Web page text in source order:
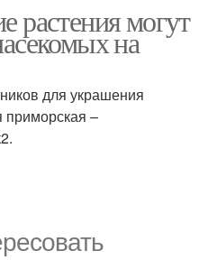
растения могут
на
для украшения
приморская –